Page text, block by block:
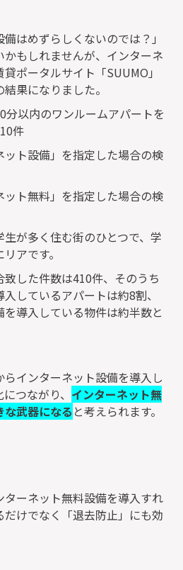
備はめずらしくないのでは？」
かもしれませんが、インターネ
ポータルサイト「SUUMO」
果になりました。
分以内のワンルームアパートを
件
ット設備」を指定した場合の検
ット無料」を指定した場合の検
が多く住む街のひとつで、学
アです。
した件数は410件、そのうち
しているアパートは約8割、
導入している物件は約半数と
インターネット設備を導入し
つながり、 インターネット無
武器になる と考えられます。
ーネット無料設備を導入すれ
けでなく「退去防止」にも効